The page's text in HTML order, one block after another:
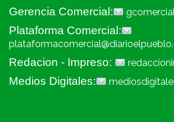
Gerencia Comercial:
Plataforma Comercial:
Redacion - Impreso:
Medios Digitales: